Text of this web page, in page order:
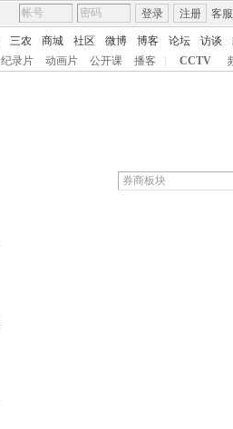
客服
登录 注册
三农 商城 社区 微博 博客 论坛 访谈
纪录片 动画片 公开课 播客 CCTV